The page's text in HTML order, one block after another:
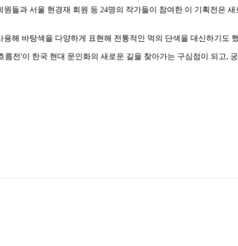
들과 서울 현경재 회원 등 24명의 작가들이 참여한 이 기획전은
해 바탕색을 다양하게 표현해 전통적인 먹의 단색을 대신하기도
전'이 한국 현대 문인화의 새로운 길을 찾아가는 구심점이 되고,